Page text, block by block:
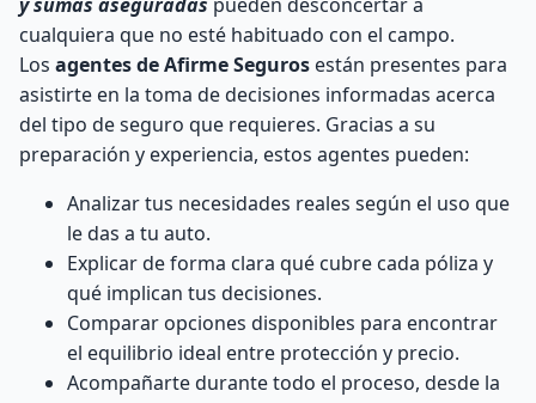
cualquiera que no esté habituado con el campo.
Los agentes de Afirme Seguros están presentes para
asistirte en la toma de decisiones informadas acerca
del tipo de seguro que requieres. Gracias a su
preparación y experiencia, estos agentes pueden:
Analizar tus necesidades reales según el uso que
le das a tu auto.
Explicar de forma clara qué cubre cada póliza y
qué implican tus decisiones.
Comparar opciones disponibles para encontrar
el equilibrio ideal entre protección y precio.
Acompañarte durante todo el proceso, desde la